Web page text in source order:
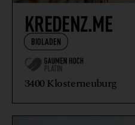
KREDENZ.ME
BIOLADEN
3400 Klosterneuburg